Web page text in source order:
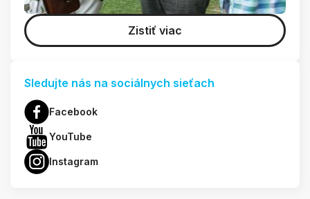
Zistiť viac
Sledujte nás na sociálnych sieťach
Facebook
YouTube
Instagram